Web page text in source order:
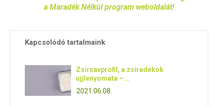
a Maradék Nélkül program weboldalát!
Kapcsolódó tartalmaink
Zsírsavprofil, a zsiradékok
ujjlenyomata –...
2021.06.08.